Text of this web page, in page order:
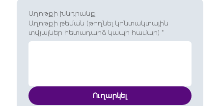
Աղոթքի խնդրանք
Աղոթքի թեման (թողնել կոնտակտային
տվյալներ հետադարձ կապի համար) *
Ուղարկել